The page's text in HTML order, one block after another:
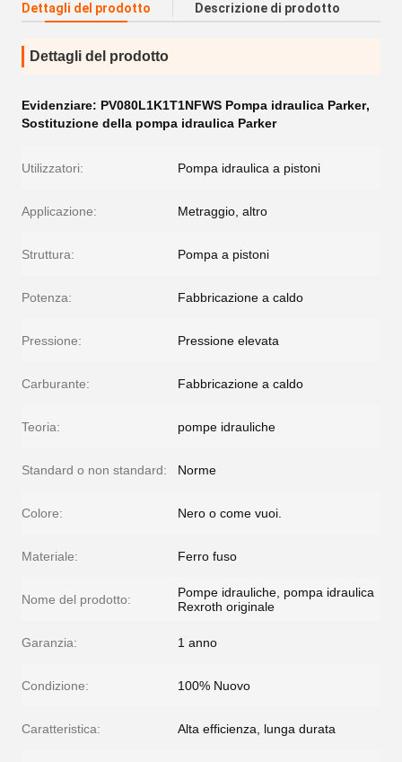
Dettagli del prodotto Descrizione di prodotto
Dettagli del prodotto
Evidenziare: PV080L1K1T1NFWS Pompa idraulica Parker,
Sostituzione della pompa idraulica Parker
Utilizzatori: Pompa idraulica a pistoni
Applicazione: Metraggio, altro
Struttura: Pompa a pistoni
Potenza: Fabbricazione a caldo
Pressione: Pressione elevata
Carburante: Fabbricazione a caldo
Teoria: pompe idrauliche
Standard o non standard: Norme
Colore: Nero o come vuoi.
Materiale: Ferro fuso
Nome del prodotto:
Pompe idrauliche, pompa idraulica
Rexroth originale
Garanzia: 1 anno
Condizione: 100% Nuovo
Caratteristica: Alta efficienza, lunga durata